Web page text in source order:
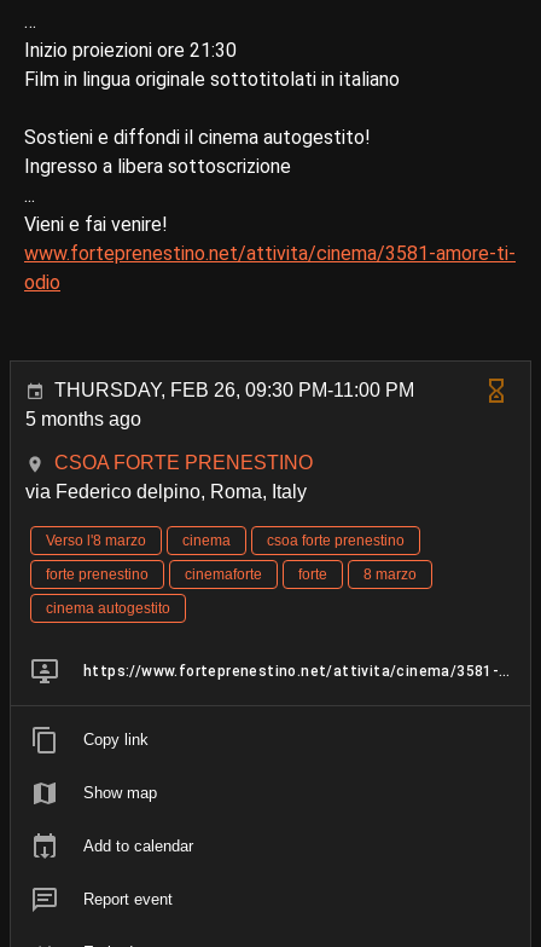
…
Inizio proiezioni ore 21:30
Film in lingua originale sottotitolati in italiano
Sostieni e diffondi il cinema autogestito!
Ingresso a libera sottoscrizione
...
Vieni e fai venire!
www.forteprenestino.net/attivita/cinema/3581-amore-ti-
odio
THURSDAY, FEB 26, 09:30 PM-11:00 PM
5 months ago
CSOA FORTE PRENESTINO
via Federico delpino, Roma, Italy
Verso l'8 marzo cinema
csoa forte prenestino
forte prenestino
cinemaforte forte
8 marzo
cinema autogestito
https://www.forteprenestino.net/attivita/cinema/3581-amore-ti-odio
Copy link
Show map
Add to calendar
Report event